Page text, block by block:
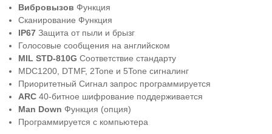
Вибровызов Функция
Сканирование Функция
IP67 Защита от пыли и брызг
Голосовые сообщения на английском
MIL STD-810G Соответствие стандарту
MDC1200, DTMF, 2Tone и 5Tone сигналинг
Приоритетный Сигнал запрос программируется
ARC 40-битное шифрование поддерживается
Man Down Функция (опция)
Программируется с компьютера